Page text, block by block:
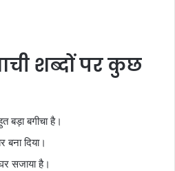
शब्दों पर कुछ
बड़ा बगीचा है।
बना दिया।
सजाया है।